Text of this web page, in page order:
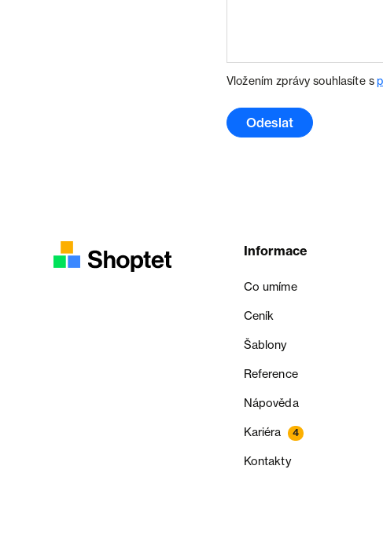
Vložením zprávy souhlasíte s
Odeslat
Informace
Co umíme
Ceník
Šablony
Reference
Nápověda
Kariéra 4
Kontakty